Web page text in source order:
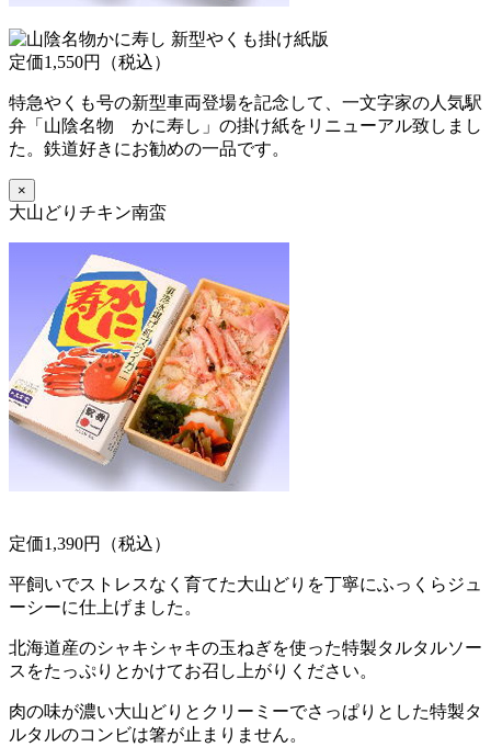
定価1,550円（税込）
特急やくも号の新型車両登場を記念して、一文字家の人気駅
弁「山陰名物 かに寿し」の掛け紙をリニューアル致しまし
た。鉄道好きにお勧めの一品です。
×
大山どりチキン南蛮
定価1,390円（税込）
平飼いでストレスなく育てた大山どりを丁寧にふっくらジュ
ーシーに仕上げました。
北海道産のシャキシャキの玉ねぎを使った特製タルタルソー
スをたっぷりとかけてお召し上がりください。
肉の味が濃い大山どりとクリーミーでさっぱりとした特製タ
ルタルのコンビは箸が止まりません。